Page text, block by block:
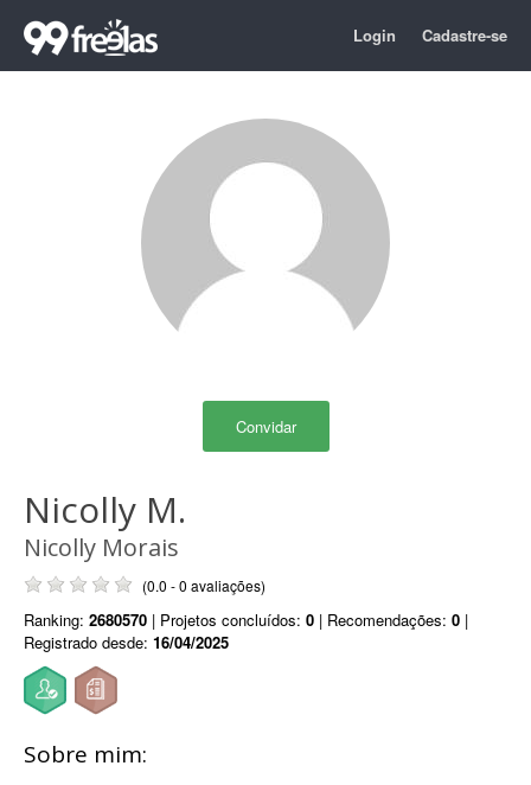
Login Cadastre-se
Convidar
Nicolly M.
Nicolly Morais
(0.0 - 0 avaliações)
Ranking: 2680570 | Projetos concluídos: 0 | Recomendações: 0 |
Registrado desde: 16/04/2025
Sobre mim: